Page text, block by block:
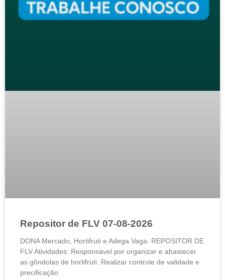
Repositor de FLV 07-08-2026
DONA Mercado, Hortifruti e Adega Vaga: REPOSITOR DE
FLV Atividades: Responsável por organizar e abastecer
as gôndolas de hortifruti. Realizar controle de validade e
precificação